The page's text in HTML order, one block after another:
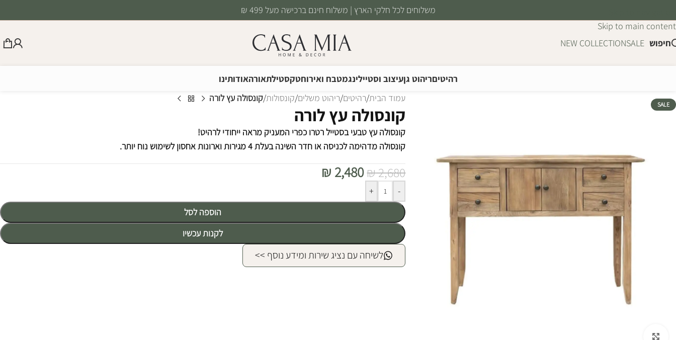
Skip to main content
משלוחים לכל חלקי הארץ | משלוח חינם ברכישה מעל 499 ₪
חיפוש SALE
NEW COLLECTION
רהיטיםריהוט גןעיצוב וסטיילינגמטבח ואירוחטקסטילתאורהאודותינו
SALE
עמוד הבית/רהיטים/ריהוט משלים/קונסולות/קונסולה עץ לורה
קונסולה עץ לורה
קונסולה עץ טבעי בסטייל רטרו כפרי המעניק מראה ייחודי לרהיט!
קונסולה מדהימה לכניסה או חדר השינה בעלת 4 מגירות וארונות אחסון לשימוש נוח יותר.
₪2,680
₪ 2,480
-
+
הוספה לסל
לקנות עכשיו
Alternative:
לשיחה עם נציג שירות ומידע נוסף >>